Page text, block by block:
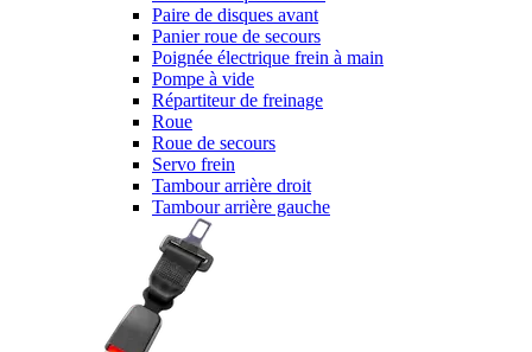
Paire de disques avant
Panier roue de secours
Poignée électrique frein à main
Pompe à vide
Répartiteur de freinage
Roue
Roue de secours
Servo frein
Tambour arrière droit
Tambour arrière gauche